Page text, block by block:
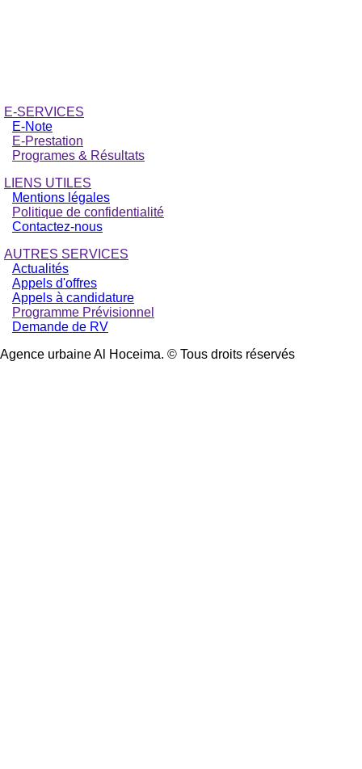
E-SERVICES
E-Note
E-Prestation
Programes & Résultats
LIENS UTILES
Mentions légales
Politique de confidentialité
Contactez-nous
AUTRES SERVICES
Actualités
Appels d'offres
Appels à candidature
Programme Prévisionnel
Demande de RV
Agence urbaine Al Hoceima. © Tous droits réservés